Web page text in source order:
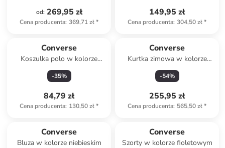
od: 269,95 zł
Cena producenta: 369,71 zł*
149,95 zł
Cena producenta: 304,50 zł*
Converse
Koszulka polo w kolorze
czarnym
-35%
84,79 zł
Cena producenta: 130,50 zł*
Converse
Kurtka zimowa w kolorze
szarym
-54%
255,95 zł
Cena producenta: 565,50 zł*
Converse
Bluza w kolorze niebieskim
Converse
Szorty w kolorze fioletowym